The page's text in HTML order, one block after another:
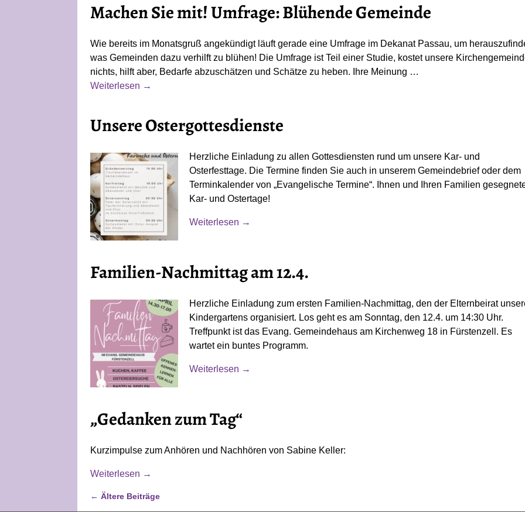
Machen Sie mit! Umfrage: Blühende Gemeinde
Wie bereits im Monatsgruß angekündigt läuft gerade eine Umfrage im Dekanat Passau, um
was Gemeinden dazu verhilft zu blühen! Die Umfrage ist Teil einer Studie, kostet unsere
nichts, hilft aber, Bedarfe abzuschätzen und Schätze zu heben. Ihre Meinung …
Weiterlesen →
Unsere Ostergottesdienste
Herzliche Einladung zu allen Gottesdiensten rund um unsere Kar- und
Osterfesttage. Die Termine finden Sie auch in unserem Gemeindebrief oder dem
Terminkalender von „Evangelische Termine“. Ihnen und Ihren Familien
Kar- und Ostertage!
Weiterlesen →
Familien-Nachmittag am 12.4.
Herzliche Einladung zum ersten Familien-Nachmittag, den der Elternbeirat
Kindergartens organisiert. Los geht es am Sonntag, den 12.4. um 14:30 Uhr.
Treffpunkt ist das Evang. Gemeindehaus am Kirchenweg 18 in Fürstenzell. Es
wartet ein buntes Programm.
Weiterlesen →
„Gedanken zum Tag“
Kurzimpulse zum Anhören und Nachhören von Sabine Keller:
Weiterlesen →
← Ältere Beiträge